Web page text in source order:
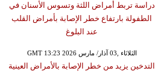
دراسة تربط أمراض اللثة وتسوس الأسنان في
الطفولة بارتفاع خطر الإصابة بأمراض القلب
عند البلوغ
GMT 13:23 2026 الثلاثاء ,03 آذار/ مارس
التدخين يزيد من خطر الإصابة بالأمراض العينية